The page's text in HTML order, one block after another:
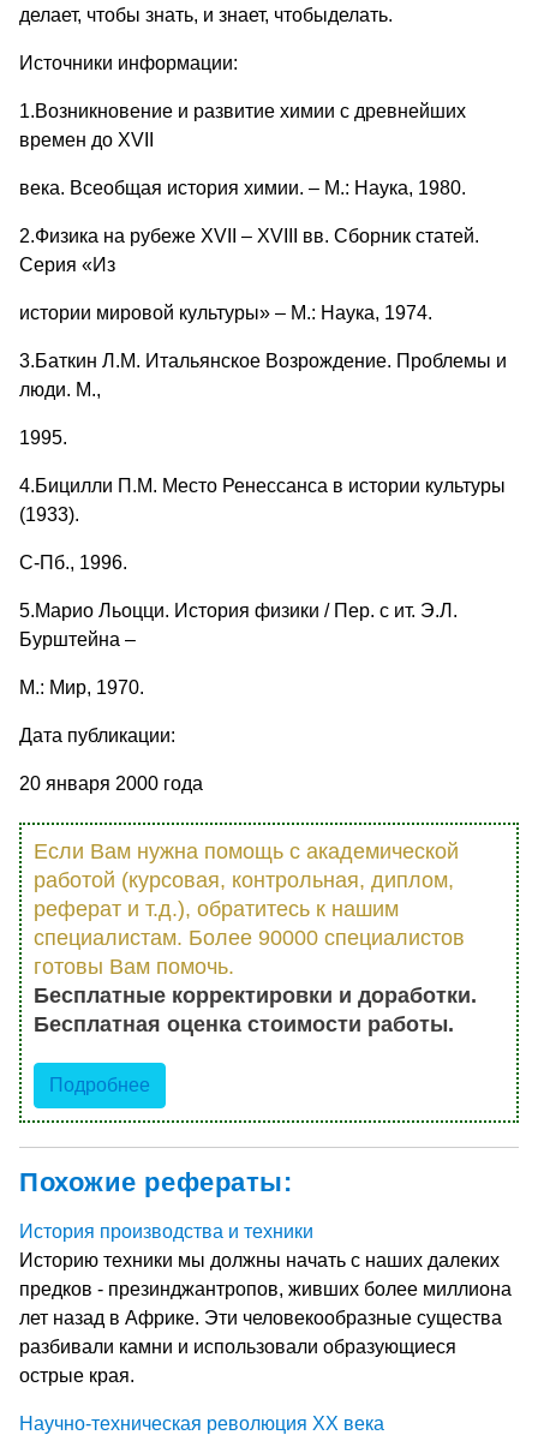
делает, чтобы знать, и знает, чтобыделать.
Источники информации:
1.Возникновение и развитие химии с древнейших
времен до XVII
века. Всеобщая история химии. – М.: Наука, 1980.
2.Физика на рубеже XVII – XVIII вв. Сборник статей.
Серия «Из
истории мировой культуры» – М.: Наука, 1974.
3.Баткин Л.М. Итальянское Возрождение. Проблемы и
люди. М.,
1995.
4.Бицилли П.М. Место Ренессанса в истории культуры
(1933).
С-Пб., 1996.
5.Марио Льоцци. История физики / Пер. с ит. Э.Л.
Бурштейна –
М.: Мир, 1970.
Дата публикации:
20 января 2000 года
Если Вам нужна помощь с академической
работой (курсовая, контрольная, диплом,
реферат и т.д.), обратитесь к нашим
специалистам. Более 90000 специалистов
готовы Вам помочь.
Бесплатные корректировки и доработки.
Бесплатная оценка стоимости работы.
Подробнее
Похожие рефераты:
История производства и техники
Историю техники мы должны начать с наших далеких
предков - презинджантропов, живших более миллиона
лет назад в Африке. Эти человекообразные существа
разбивали камни и использовали образующиеся
острые края.
Научно-техническая революция ХХ века